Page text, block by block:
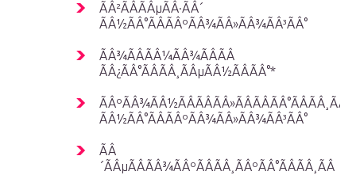
ÃÂ²ÃÂÃÂµÃÂ·ÃÂ´
ÃÂ½ÃÂ°ÃÂÃÂºÃÂ¾ÃÂ»ÃÂ¾ÃÂ³ÃÂ°
ÃÂ¾ÃÂÃÂ¼ÃÂ¾ÃÂÃÂ
ÃÂ¿ÃÂ°ÃÂÃÂ¸ÃÂµÃÂ½ÃÂÃÂ°*
ÃÂºÃÂ¾ÃÂ½ÃÂÃÂÃÂ»ÃÂÃÂÃÂ°ÃÂÃÂ¸ÃÂ
ÃÂ½ÃÂ°ÃÂÃÂºÃÂ¾ÃÂ»ÃÂ¾ÃÂ³ÃÂ°
ÃÂ
´ÃÂµÃÂÃÂ¾ÃÂºÃÂÃÂ¸ÃÂºÃÂ°ÃÂÃÂ¸ÃÂ